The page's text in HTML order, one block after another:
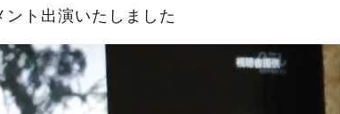
ト出演いたしました